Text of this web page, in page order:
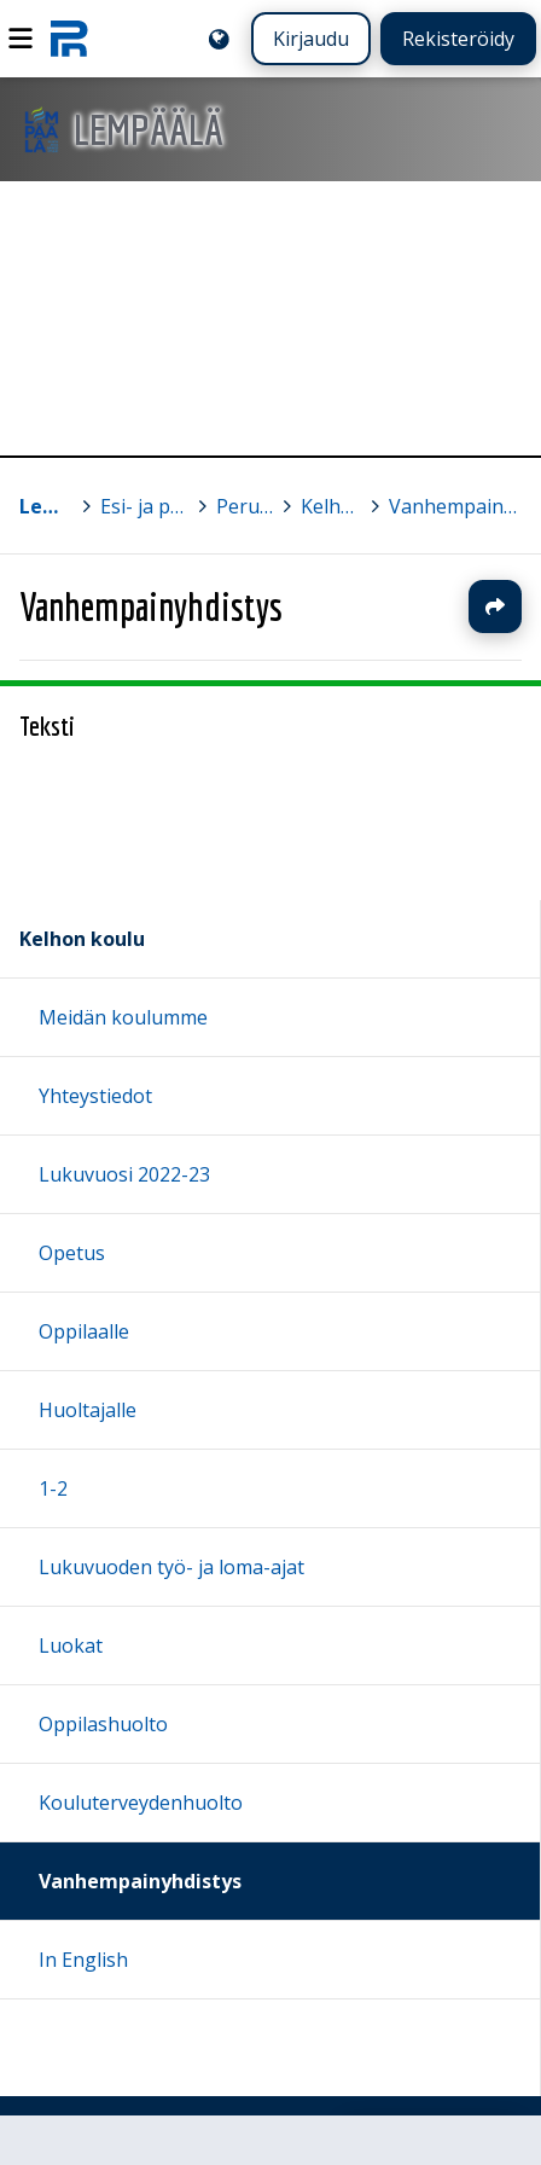
Kirjaudu Rekisteröidy
LEMPÄÄLÄ
Lempäälä Esi- ja perusopetus > Peruskoulut > Kelhon koulu > Vanhempainyhdistys
Vanhempainyhdistys
Teksti
Kelhon koulu
Meidän koulumme
Yhteystiedot
Lukuvuosi 2022-23
Opetus
Oppilaalle
Huoltajalle
1-2
Lukuvuoden työ- ja loma-ajat
Luokat
Oppilashuolto
Kouluterveydenhuolto
Vanhempainyhdistys
In English